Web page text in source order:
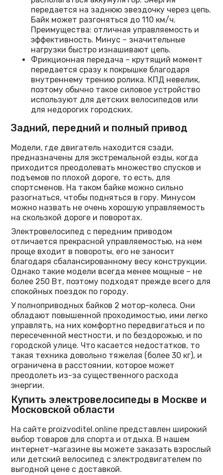
передается на заднюю звездочку через цепь.
Байк может разгоняться до 110 км/ч.
Преимущества: отличная управляемость и
эффективность. Минус – значительные
нагрузки быстро изнашивают цепь.
Фрикционная передача – крутящий момент
передается сразу к покрышке благодаря
внутреннему трению ролика. КПД невелик,
поэтому обычно такое силовое устройство
используют для детских велосипедов или
для недорогих городских.
Задний, передний и полный привод
Модели, где двигатель находится сзади,
предназначены для экстремальной езды, когда
приходится преодолевать множество спусков и
подъемов по плохой дороге, то есть, для
спортсменов. На таком байке можно сильно
разогнаться, чтобы подняться в гору. Минусом
можно назвать не очень хорошую управляемость
на скользкой дороге и поворотах.
Электровелосипед с передним приводом
отличается прекрасной управляемостью, на нем
проще входит в повороты, его не заносит
благодаря сбалансированному весу конструкции.
Однако такие модели всегда менее мощные – не
более 250 Вт, поэтому подходят прежде всего для
спокойных поездок по городу.
У полноприводных байков 2 мотор-колеса. Они
обладают повышенной проходимостью, ими легко
управлять, на них комфортно передвигаться и по
пересеченной местности, и по бездорожью, и по
городской улице. Что касается недостатков, то
такая техника довольно тяжелая (более 30 кг), и
ограничена в расстоянии, которое может
преодолеть из-за существенного расхода
энергии.
Купить электровелосипеды в Москве и
Московской области
На сайте proizvoditel.online представлен широкий
выбор товаров для спорта и отдыха. В нашем
интернет-магазине вы можете заказать взрослый
или детский велосипед с электродвигателем по
выгодной цене с доставкой.